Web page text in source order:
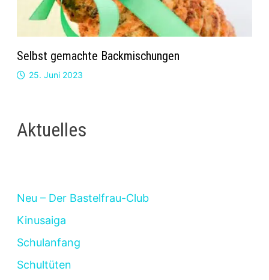
Selbst gemachte Backmischungen
25. Juni 2023
Aktuelles
Neu – Der Bastelfrau-Club
Kinusaiga
Schulanfang
Schultüten